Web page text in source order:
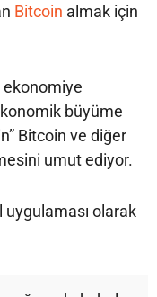
Bitcoin almak için
ekonomiye
büyüme
Bitcoin ve diğer
umut ediyor.
uygulaması olarak